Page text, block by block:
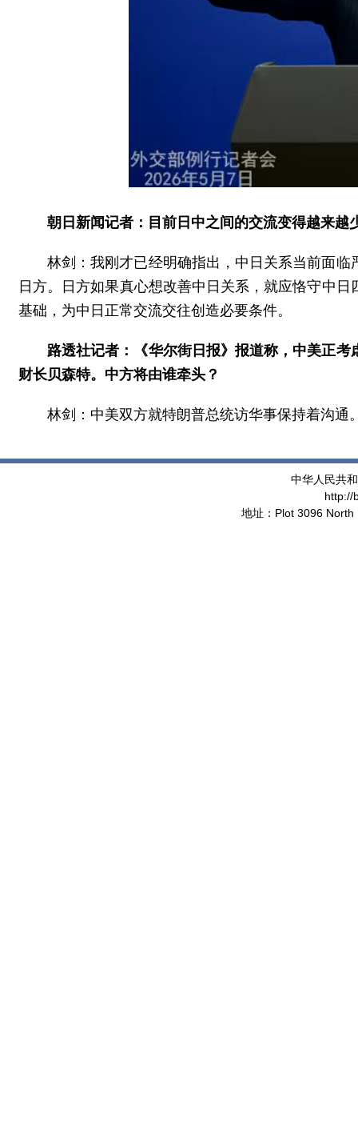
朝日新闻记者：目前日中之间的交流变得越来
林剑：我刚才已经明确指出，中日关系当前面
日方。日方如果真心想改善中日关系，就应恪守中
基础，为中日正常交流交往创造必要条件。
路透社记者：《华尔街日报》报道称，中美正
财长贝森特。中方将由谁牵头？
林剑：中美双方就特朗普总统访华事保持着沟
中华人民共
http://
地址：Plot 3096